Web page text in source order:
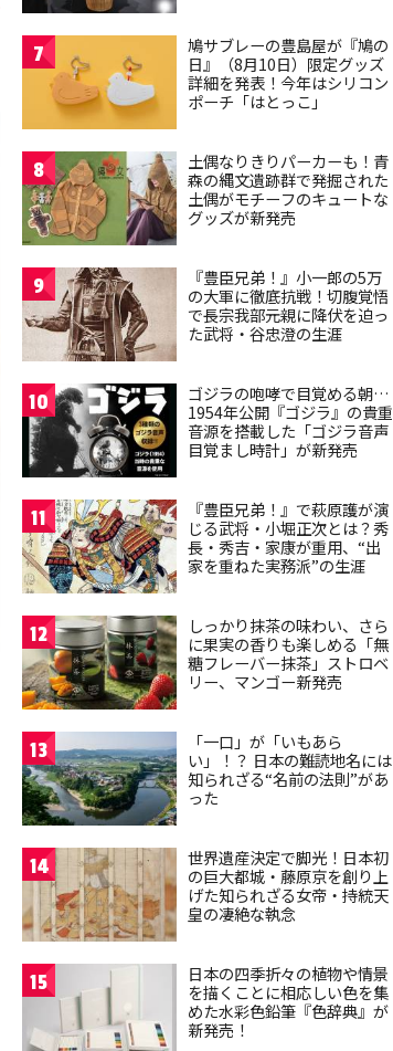
7
鳩サブレーの豊島屋が『鳩の
日』（8月10日）限定グッズ
詳細を発表！今年はシリコン
ポーチ「はとっこ」
8
土偶なりきりパーカーも！青
森の縄文遺跡群で発掘された
土偶がモチーフのキュートな
グッズが新発売
9
『豊臣兄弟！』小一郎の5万
の大軍に徹底抗戦！切腹覚悟
で長宗我部元親に降伏を迫っ
た武将・谷忠澄の生涯
10
ゴジラの咆哮で目覚める朝…
1954年公開『ゴジラ』の貴重
音源を搭載した「ゴジラ音声
目覚まし時計」が新発売
11
『豊臣兄弟！』で萩原護が演
じる武将・小堀正次とは？秀
長・秀吉・家康が重用、“出
家を重ねた実務派”の生涯
12
しっかり抹茶の味わい、さら
に果実の香りも楽しめる「無
糖フレーバー抹茶」ストロベ
リー、マンゴー新発売
13
「一口」が「いもあら
い」！？ 日本の難読地名には
知られざる“名前の法則”があ
った
14
世界遺産決定で脚光！日本初
の巨大都城・藤原京を創り上
げた知られざる女帝・持統天
皇の凄絶な執念
15
日本の四季折々の植物や情景
を描くことに相応しい色を集
めた水彩色鉛筆『色辞典』が
新発売！